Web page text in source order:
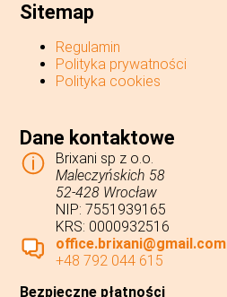
Sitemap
Regulamin
Polityka prywatności
Polityka cookies
Dane kontaktowe
Brixani sp z o.o.
Maleczyńskich 58
52-428 Wrocław
NIP: 7551939165
KRS: 0000932516
office.brixani@gmail.com
+48 792 044 615
Bezpieczne płatności